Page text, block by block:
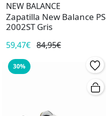
NEW BALANCE
Zapatilla New Balance PS
2002ST Gris
59,47€ 84,95€
30%